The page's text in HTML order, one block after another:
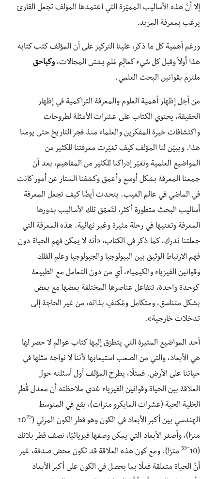
إلا أنّ هذه الأساليب المميّزة التي اعتمدها المؤلف تجعل القارئ
يرغب بمعرفة المزيد.
ورغم أهمية كل ما ذكر، علينا التركيز على أن المؤلف كتب كتابه
هذا أولاً وقبل كل شيء كعالِم مُلم بشتى المجالات،وكباحق
ملتزم بقوانين البحث العلمي.
من أجل إظهار أهمية العلوم والمعرفة التراكمية في إظهار
الحقيقة، يحتوي الكتاب على عشرات الأمثلة لطروحات
واكتشافات خيرة المفكرين والعلماء منذ فجر التاريخ حتى يومنا
هذا. ويبيّن لنا المؤلف كيف تغيّرت معرفتنا للكثير من
المواضيع العلمية وتغيّر إدراكنا للكثير من المفاهيم، بعد أن
جمعنا المعرفة بشكل أوسع وأعمق وكشفنا الستار عن أمور كانت
في الماضي في عالم الغيب. يتحدث أيضًا كيف تجعل المعرفة
أساليب البحث متطورة أكثر، لتُعمّق تلك الأساليب بدورها
المعرفة وتغنيها في رحلة مثيرة وغير نهائية. هذه المعرفة التي
جعلتنا ندرك، كما ذكر في الكتاب، «أنه لا يمكن فهم الحياة دون
فهم الارتباط الوثيق بين البيولوجيا والجيولوجيا وعلم الفلك
وقوانين الفيزياء والكيمياء، أي من دون التعامل مع الطبيعة
كوحدة واحدة، تتفاعل عناصرها المختلفة بعضها مع بعض
بشكل متناسق، ومتكامل ومُكتفٍ بذاته، من غير الحاجة إلى
تدخلات خارجية».
أحد المواضيع المثيرة التي يتطرّق إليها كتاب عوالم لا حصر لها
هي الأبعاد، والتي من الصعب استيعابها لأننا لا نواجه مثلها في
حياتنا على الأرض. فمثلًا، يطرح المؤلف أول أسئلته حول
العلاقة بين الحياة وقوانين الفيزياء غدي ملاحظته أن معدل قُطر
الخلية الحية (عشرات المايكرو مترات)، يقع في المتوسط
الهندسي بين أكبر الأبعاد في الكون وهو قطر الكون المرئي (1025
مترًا)، وأصغر الأبعاد التي يمكن وصفها فيزيائيًا، نصف قطر بلانك
(10
-35
مترًا). ومع كون هذه العلاقة قد تكون محض صدفة، غير
أنً الحياة متعلقة فعلًا بما يحصل في الكون على أكبر الأبعاد